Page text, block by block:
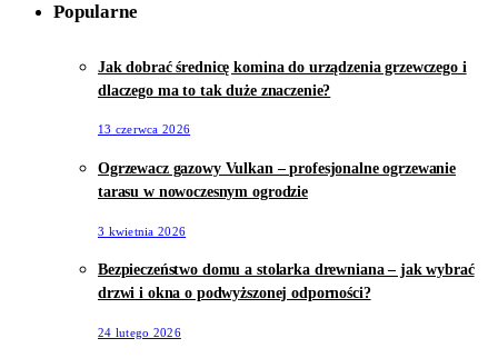
Popularne
Jak dobrać średnicę komina do urządzenia grzewczego i
dlaczego ma to tak duże znaczenie?
13 czerwca 2026
Ogrzewacz gazowy Vulkan – profesjonalne ogrzewanie
tarasu w nowoczesnym ogrodzie
3 kwietnia 2026
Bezpieczeństwo domu a stolarka drewniana – jak wybrać
drzwi i okna o podwyższonej odporności?
24 lutego 2026